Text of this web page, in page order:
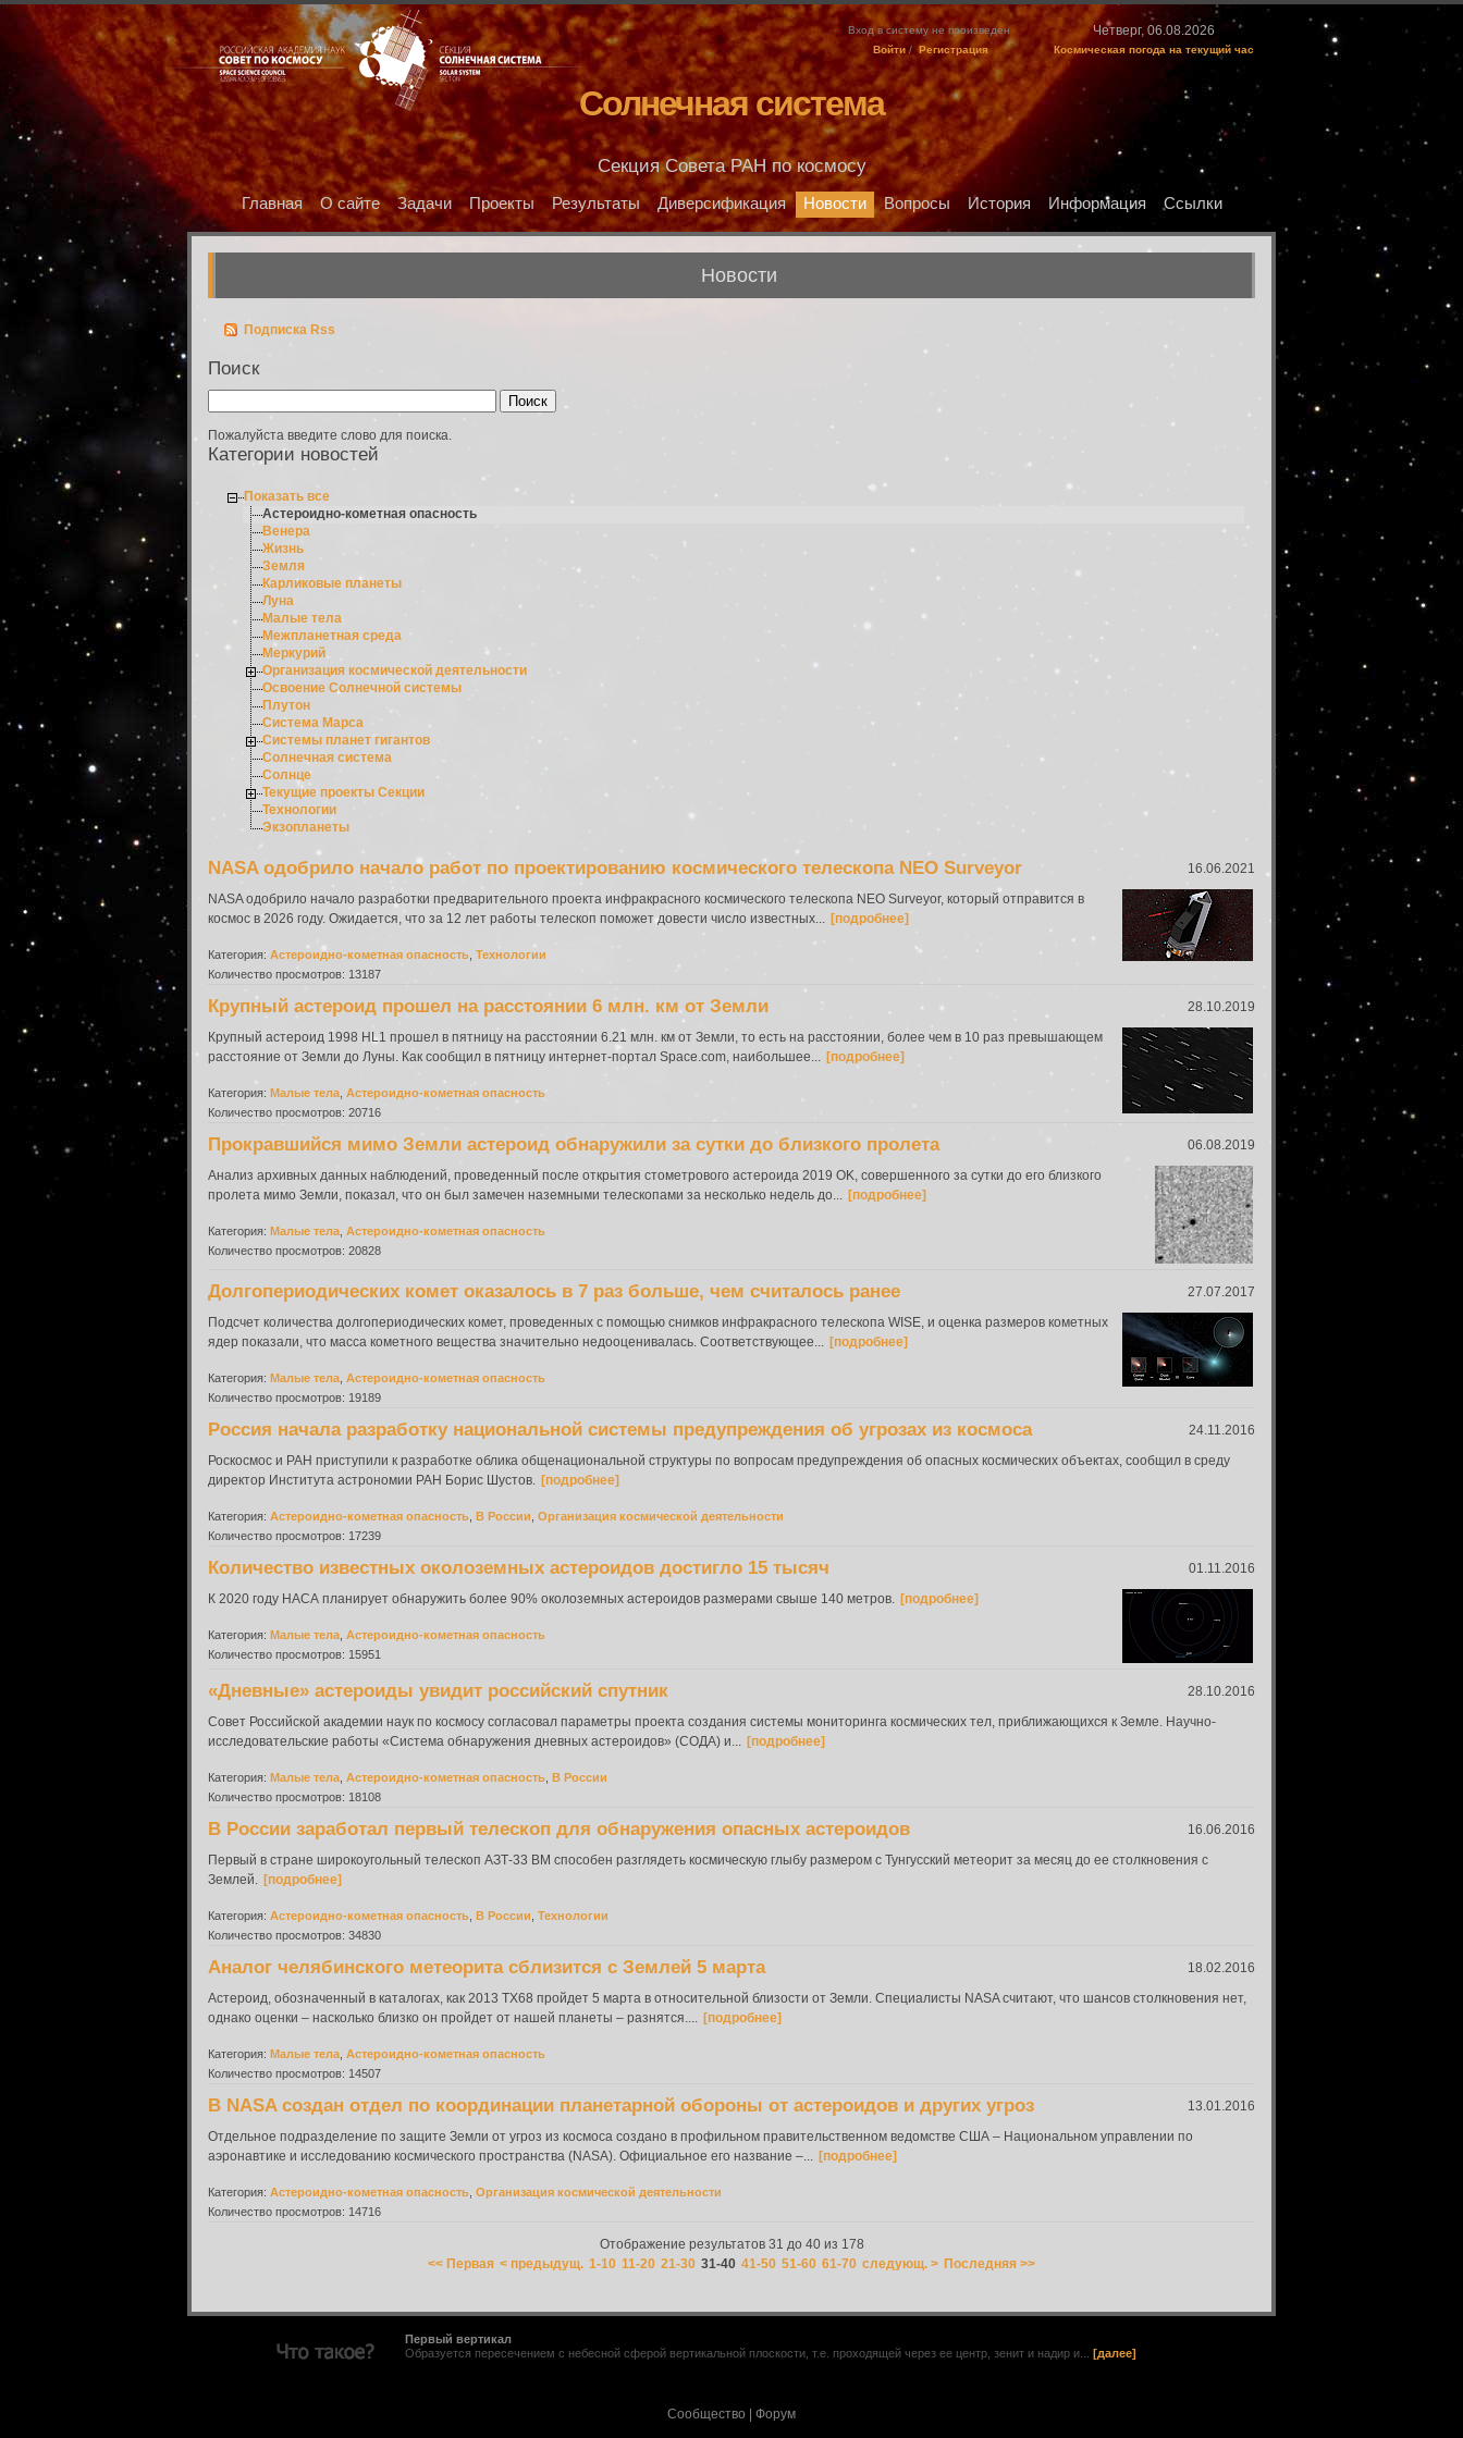
Четверг, 06.08.2026
Космическая погода на текущий час
Вход в систему не произведен
Войти / Регистрация
Солнечная система
Секция Совета РАН по космосу
Главная О сайте Задачи Проекты Результаты Диверсификация Новости Вопросы История Информация Ссылки
Новости
Подписка Rss
Поиск
Пожалуйста введите слово для поиска.
Категории новостей
Показать все
Астероидно-кометная опасность
Венера
Жизнь
Земля
Карликовые планеты
Луна
Малые тела
Межпланетная среда
Меркурий
Организация космической деятельности
Освоение Солнечной системы
Плутон
Система Марса
Системы планет гигантов
Солнечная система
Солнце
Текущие проекты Секции
Технологии
Экзопланеты
16.06.2021
NASA одобрило начало работ по проектированию космического телескопа NEO Surveyor
NASA одобрило начало разработки предварительного проекта инфракрасного космического телескопа NEO Surveyor, который отправится в
космос в 2026 году. Ожидается, что за 12 лет работы телескоп поможет довести число известных... [подробнее]
Категория: Астероидно-кометная опасность Технологии
Количество просмотров: 13187
28.10.2019
Крупный астероид прошел на расстоянии 6 млн. км от Земли
Крупный астероид 1998 HL1 прошел в пятницу на расстоянии 6.21 млн. км от Земли, то есть на расстоянии, более чем в 10 раз превышающем
расстояние от Земли до Луны. Как сообщил в пятницу интернет-портал Space.com, наибольшее... [подробнее]
Категория: Малые тела Астероидно-кометная опасность
Количество просмотров: 20716
06.08.2019
Прокравшийся мимо Земли астероид обнаружили за сутки до близкого пролета
Анализ архивных данных наблюдений, проведенный после открытия стометрового астероида 2019 OK, совершенного за сутки до его близкого
пролета мимо Земли, показал, что он был замечен наземными телескопами за несколько недель до... [подробнее]
Категория: Малые тела Астероидно-кометная опасность
Количество просмотров: 20828
27.07.2017
Долгопериодических комет оказалось в 7 раз больше, чем считалось ранее
Подсчет количества долгопериодических комет, проведенных с помощью снимков инфракрасного телескопа WISE, и оценка размеров кометных
ядер показали, что масса кометного вещества значительно недооценивалась. Соответствующее... [подробнее]
Категория: Малые тела Астероидно-кометная опасность
Количество просмотров: 19189
24.11.2016
Россия начала разработку национальной системы предупреждения об угрозах из космоса
Роскосмос и РАН приступили к разработке облика общенациональной структуры по вопросам предупреждения об опасных космических объектах, сообщил в среду
директор Института астрономии РАН Борис Шустов. [подробнее]
Категория: Астероидно-кометная опасность В России Организация космической деятельности
Количество просмотров: 17239
01.11.2016
Количество известных околоземных астероидов достигло 15 тысяч
К 2020 году НАСА планирует обнаружить более 90% околоземных астероидов размерами свыше 140 метров. [подробнее]
Категория: Малые тела Астероидно-кометная опасность
Количество просмотров: 15951
28.10.2016
«Дневные» астероиды увидит российский спутник
Совет Российской академии наук по космосу согласовал параметры проекта создания системы мониторинга космических тел, приближающихся к Земле. Научно-
исследовательские работы «Система обнаружения дневных астероидов» (СОДА) и... [подробнее]
Категория: Малые тела Астероидно-кометная опасность В России
Количество просмотров: 18108
16.06.2016
В России заработал первый телескоп для обнаружения опасных астероидов
Первый в стране широкоугольный телескоп АЗТ-33 ВМ способен разглядеть космическую глыбу размером с Тунгусский метеорит за месяц до ее столкновения с
Землей. [подробнее]
Категория: Астероидно-кометная опасность В России Технологии
Количество просмотров: 34830
18.02.2016
Аналог челябинского метеорита сблизится с Землей 5 марта
Астероид, обозначенный в каталогах, как 2013 TX68 пройдет 5 марта в относительной близости от Земли. Специалисты NASA считают, что шансов столкновения нет,
однако оценки – насколько близко он пройдет от нашей планеты – разнятся.... [подробнее]
Категория: Малые тела Астероидно-кометная опасность
Количество просмотров: 14507
13.01.2016
В NASA создан отдел по координации планетарной обороны от астероидов и других угроз
Отдельное подразделение по защите Земли от угроз из космоса создано в профильном правительственном ведомстве США – Национальном управлении по
аэронавтике и исследованию космического пространства (NASA). Официальное его название –... [подробнее]
Категория: Астероидно-кометная опасность Организация космической деятельности
Количество просмотров: 14716
Отображение результатов 31 до 40 из 178
<< Первая < предыдущ. 1-10 11-20 21-30 31-40 41-50 51-60 61-70 следующ. > Последняя >>
Первый вертикал
Образуется пересечением с небесной сферой вертикальной плоскости, т.е. проходящей через ее центр, зенит и надир и... [далее]
Сообщество Форум